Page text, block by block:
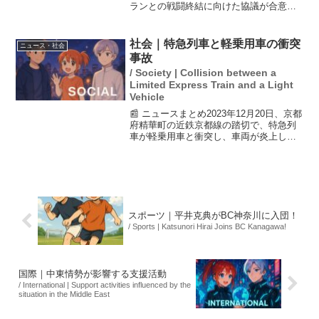
ランとの戦闘終結に向けた協議が合意に
14時間を超えるも、最終的には合意に達
することなく終了し...
ニュース・社会
社会｜特急列車と軽乗用車の衝突
事故
/ Society | Collision between a
Limited Express Train and a Light
Vehicle
📰 ニュースまとめ2023年12月20日、京都
府精華町の近鉄京都線の踏切で、特急列
車が軽乗用車と衝突し、車両が炎上しま
スポーツ｜平井克典がBC神奈川に入団！
/ Sports | Katsunori Hirai Joins BC Kanagawa!
国際｜中東情勢が影響する支援活動
/ International | Support activities influenced by the
situation in the Middle East